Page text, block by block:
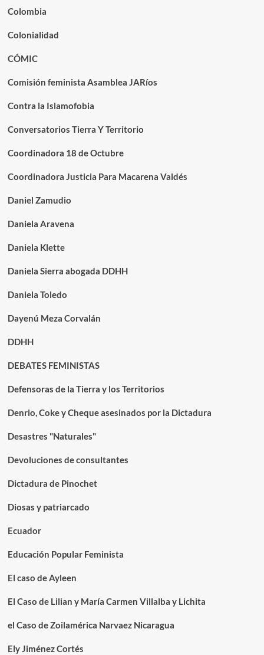
Colombia
Colonialidad
CÓMIC
Comisión feminista Asamblea JARíos
Contra la Islamofobia
Conversatorios Tierra Y Territorio
Coordinadora 18 de Octubre
Coordinadora Justicia Para Macarena Valdés
Daniel Zamudio
Daniela Aravena
Daniela Klette
Daniela Sierra abogada DDHH
Daniela Toledo
Dayenú Meza Corvalán
DDHH
DEBATES FEMINISTAS
Defensoras de la Tierra y los Territorios
Denrio, Coke y Cheque asesinados por la Dictadura
Desastres "Naturales"
Devoluciones de consultantes
Dictadura de Pinochet
Diosas y patriarcado
Ecuador
Educación Popular Feminista
El caso de Ayleen
El Caso de Lilian y María Carmen Villalba y Lichita
el Caso de Zoilamérica Narvaez Nicaragua
Ely Jiménez Cortés